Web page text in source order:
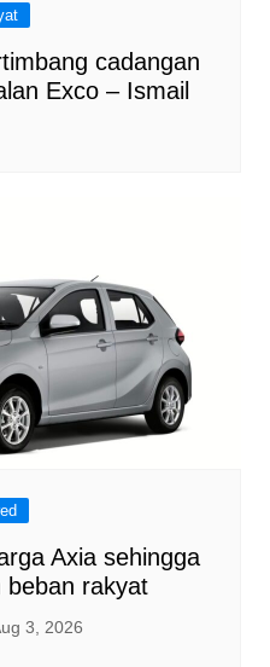
cadangan
Exco – Ismail
Axia sehingga
beban rakyat
3, 2026